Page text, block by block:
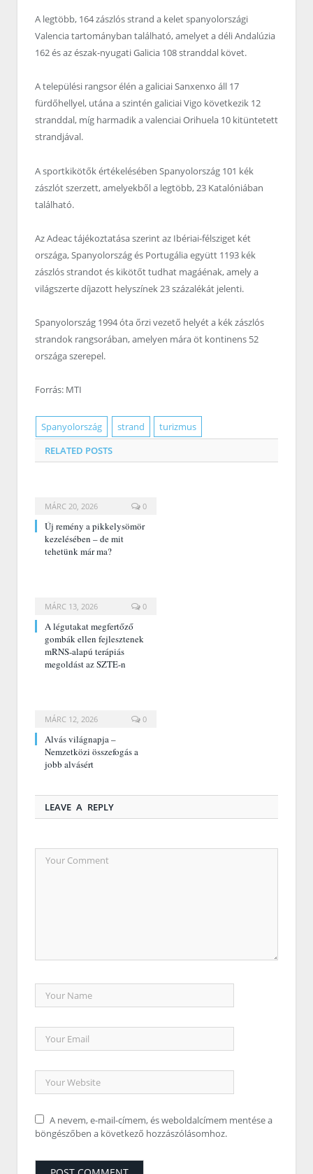
A legtöbb, 164 zászlós strand a kelet spanyolországi
Valencia tartományban található, amelyet a déli Andalúzia
162 és az észak-nyugati Galicia 108 stranddal követ.
A települési rangsor élén a galiciai Sanxenxo áll 17
fürdőhellyel, utána a szintén galiciai Vigo következik 12
stranddal, míg harmadik a valenciai Orihuela 10 kitüntetett
strandjával.
A sportkikötők értékelésében Spanyolország 101 kék
zászlót szerzett, amelyekből a legtöbb, 23 Katalóniában
található.
Az Adeac tájékoztatása szerint az Ibériai-félsziget két
országa, Spanyolország és Portugália együtt 1193 kék
zászlós strandot és kikötőt tudhat magáénak, amely a
világszerte díjazott helyszínek 23 százalékát jelenti.
Spanyolország 1994 óta őrzi vezető helyét a kék zászlós
strandok rangsorában, amelyen mára öt kontinens 52
országa szerepel.
Forrás: MTI
Spanyolország strand
turizmus
RELATED POSTS
MÁRC 20, 2026 0
Új remény a pikkelysömör
kezelésében – de mit
tehetünk már ma?
MÁRC 13, 2026 0
A légutakat megfertőző
gombák ellen fejlesztenek
mRNS-alapú terápiás
megoldást az SZTE-n
MÁRC 12, 2026 0
Alvás világnapja –
Nemzetközi összefogás a
jobb alvásért
LEAVE A REPLY
A nevem, e-mail-címem, és weboldalcímem mentése a
böngészőben a következő hozzászólásomhoz.